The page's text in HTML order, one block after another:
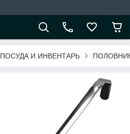
ПОСУДА И ИНВЕНТАРЬ ПОЛОВНИК